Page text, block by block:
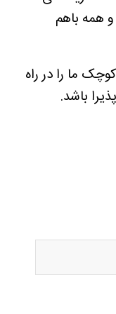
همه باهم
ما را در راه
باشد.